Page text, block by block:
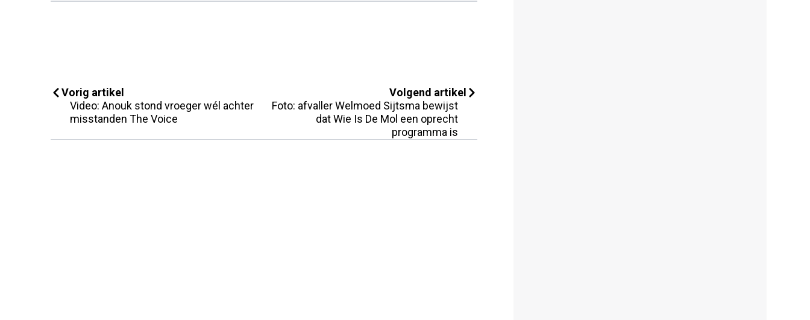
Vorig artikel
Video: Anouk stond vroeger wél achter
misstanden The Voice
Volgend artikel
Foto: afvaller Welmoed Sijtsma bewijst
dat Wie Is De Mol een oprecht
programma is